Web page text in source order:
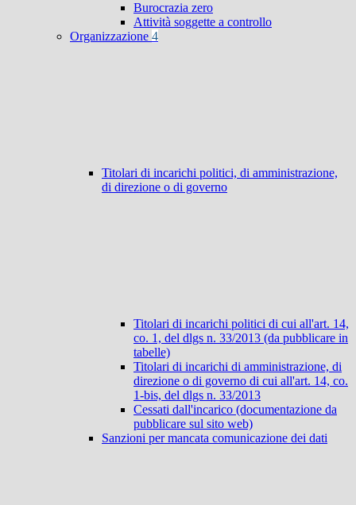
Burocrazia zero
Attività soggette a controllo
Organizzazione 4
Titolari di incarichi politici, di amministrazione,
di direzione o di governo
Titolari di incarichi politici di cui all'art. 14,
co. 1, del dlgs n. 33/2013 (da pubblicare in
tabelle)
Titolari di incarichi di amministrazione, di
direzione o di governo di cui all'art. 14, co.
1-bis, del dlgs n. 33/2013
Cessati dall'incarico (documentazione da
pubblicare sul sito web)
Sanzioni per mancata comunicazione dei dati